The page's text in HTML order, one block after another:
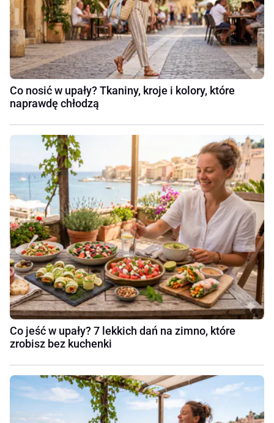
Co nosić w upały? Tkaniny, kroje i kolory, które
naprawdę chłodzą
Co jeść w upały? 7 lekkich dań na zimno, które
zrobisz bez kuchenki